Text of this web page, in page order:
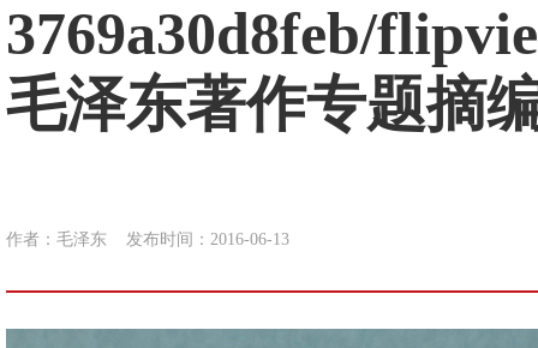
3769a30d8feb/
毛泽东著作专题摘
作者：毛泽东 发布时间：2016-06-13